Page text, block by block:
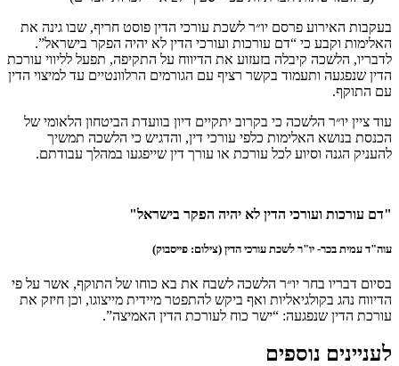
בעקבות האירוע פרסם יו״ר לשכת עורכי הדין פוסט חריף, שבו גינה את
האלימות וקבע כי “דם עורכות ועורכי הדין לא יהיה הפקר בישראל”.
לדבריו, הלשכה קיבלה בזעזוע את הדיווח על התקיפה, תפעל לליווי עורכת
הדין שנפגעה ותעמוד בקשר רציף עם הגורמים הרלוונטיים עד למיצוי הדין
עם התוקף.
עוד ציין יו״ר הלשכה כי בקרוב יתקיים דיון בוועדת הביטחון הלאומי של
הכנסת בנושא האלימות כלפי עורכי דין, והדגיש כי הלשכה תמשיך
להעניק הגנה וסיוע לכל עורכת או עורך דין שייפגעו במהלך עבודתם.
"דם עורכות ועורכי הדין לא יהיה הפקר בישראל"
עוה"ד עמית בכר- יו"ר לשכת עורכי הדין (צילום: פייסבוק)
בסיום דבריו בחר יו״ר הלשכה לשבח את בא כוחו של התוקף, אשר על פי
הדיווח נהג בקולגיאליות ואף ביקש להתפטר מיידית מייצוגו, וכן חיזק את
עורכת הדין שנפגעה: “ישר כוח לעורכת הדין האמיצה”.
לעניינים נוספים